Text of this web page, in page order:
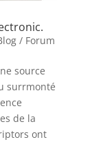
/ Forum
source
surrmonté
de la
ont